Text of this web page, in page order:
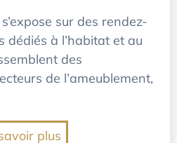
sur des rendez-
dédiés à l’habitat et au
des
de l’ameublement,
plus